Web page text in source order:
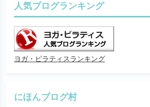
人気ブログランキング
ヨガ・ピラティスランキング
にほんブログ村